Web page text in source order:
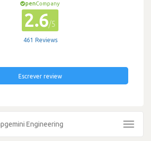
penCompany
2.6/5
461 Reviews
Escrever review
Engineering
Toggle